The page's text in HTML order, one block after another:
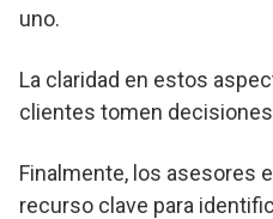
uno.
La claridad en estos
clientes tomen
Finalmente, los asesores
recurso clave para